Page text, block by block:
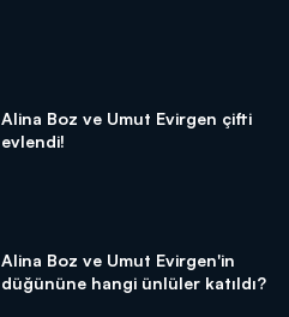
Alina Boz ve Umut Evirgen çifti
evlendi!
Alina Boz ve Umut Evirgen'in
düğününe hangi ünlüler katıldı?